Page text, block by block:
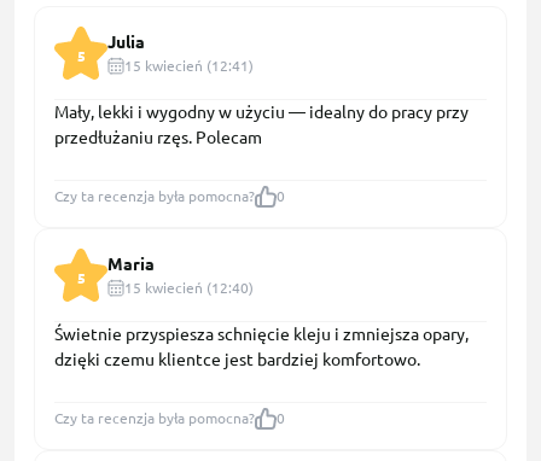
5
Julia
15 kwiecień (12:41)
Mały, lekki i wygodny w użyciu — idealny do pracy przy
przedłużaniu rzęs. Polecam
Czy ta recenzja była pomocna? 0
5
Maria
15 kwiecień (12:40)
Świetnie przyspiesza schnięcie kleju i zmniejsza opary,
dzięki czemu klientce jest bardziej komfortowo.
Czy ta recenzja była pomocna? 0